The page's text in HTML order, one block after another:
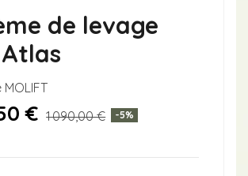
de levage
MOLIFT
€ 1 090,00 € -5%